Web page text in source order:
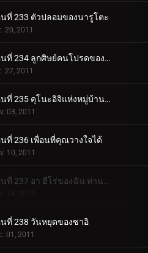
ที่ 233 ตัวปลอมของนารูโตะ
20, 2011
ตอนที่ 234 ลูกศิษย์คนโปรดของนารูโตะ
27, 2011
ตอนที่ 235 คุโนะอิจิแห่งหมู่บ้านนาเดชิโกะ
03, 2011
ที่ 236 เพื่อนที่คุณวางใจได้
10, 2011
ที่ 238 วันหยุดของซาอิ
01, 2011